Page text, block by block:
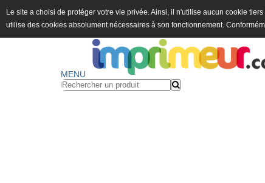
Le site a choisi de protéger votre vie privée. Ainsi, il n'utilise aucun cookie
utilise des cookies absolument nécessaires à son fonctionnement.
MENU